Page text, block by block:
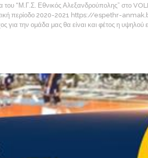
“Μ.Γ.Σ. Εθνικός Αλεξανδρούπολης” στο
περίοδο 2020-2021 https://espethr-
ομάδα μας θα είναι και φέτος η υψηλού